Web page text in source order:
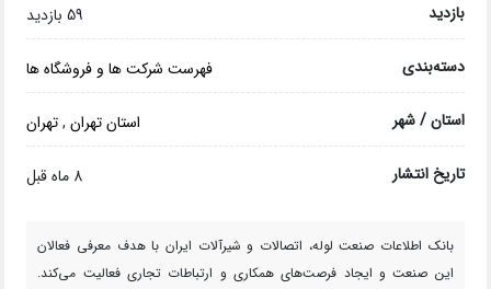
بازدید 59 بازدید
دسته‌بندی فهرست شرکت ها و فروشگاه ها
استان / شهر استان تهران,تهران
تاریخ انتشار 8 ماه قبل
بانک اطلاعات صنعت لوله، اتصالات و شیرآلات ایران با هدف معرفی فعالان
این صنعت و ایجاد فرصت‌های همکاری و ارتباطات تجاری فعالیت می‌کند.